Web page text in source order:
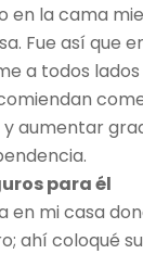
en la cama
Fue así que
a todos
aumentar
para él
en mi casa
ahí coloqué